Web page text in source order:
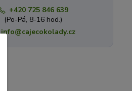
+420 725 846 639
(Po-Pá, 8-16 hod.)
info@cajecokolady.cz